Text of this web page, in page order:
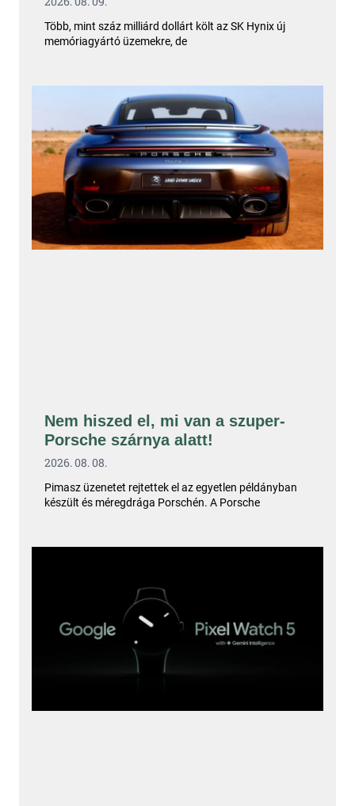
Több, mint száz milliárd dollárt költ az SK Hynix új
memóriagyártó üzemekre, de
Nem hiszed el, mi van a szuper-
Porsche szárnya alatt!
2026. 08. 08.
Pimasz üzenetet rejtettek el az egyetlen példányban
készült és méregdrága Porschén. A Porsche